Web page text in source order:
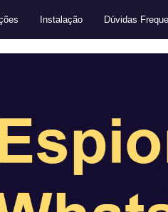
Instalação Dúvidas